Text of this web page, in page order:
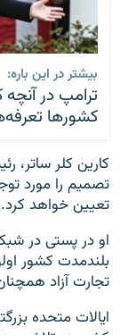
بیشتر در این باره:
ترامپ در آنچه
کشورها
کارین کلر
تصمیم را مورد
تعیین خواهد کرد.
او در پستی در
بلندمدت کشور
تجارت آزاد
ایالات متحده